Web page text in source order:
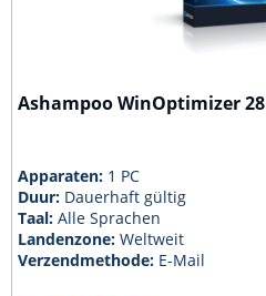
Ashampoo WinOptimizer 28
Apparaten: 1 PC
Duur: Dauerhaft gültig
Taal:Alle Sprachen
Landenzone:Weltweit
Verzendmethode: E-Mail